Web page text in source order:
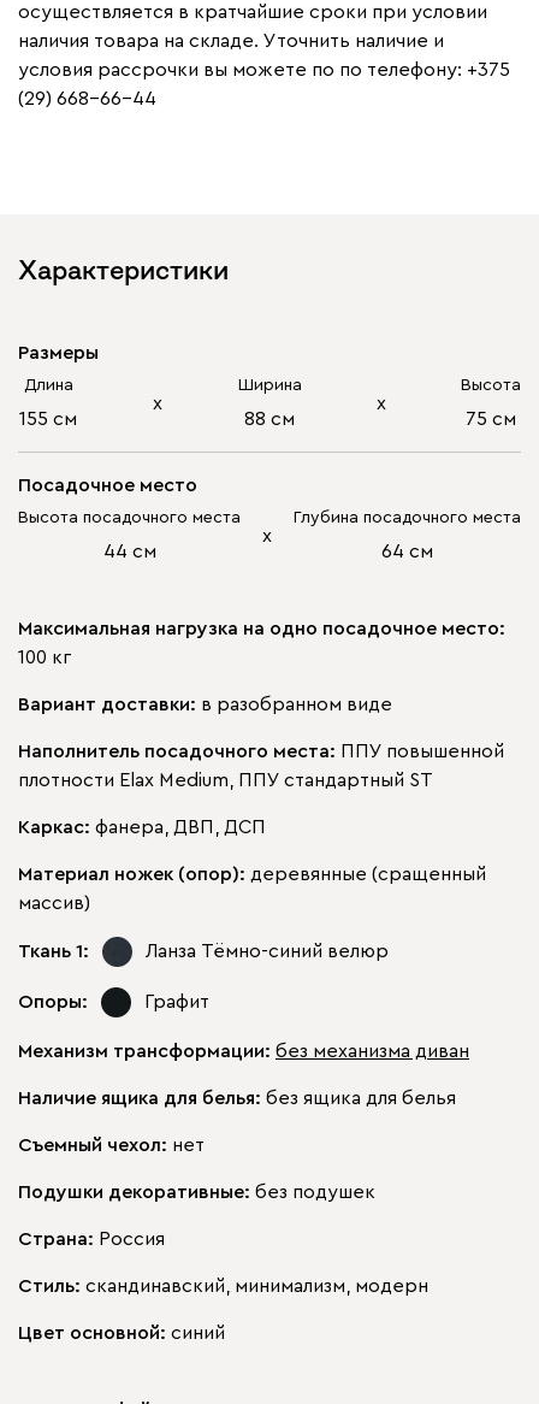
осуществляется в кратчайшие сроки при условии
наличия товара на складе. Уточнить наличие и
условия рассрочки вы можете по по телефону: +375
(29) 668-66-44
Характеристики
Размеры
Длина
155 см
х
Ширина
88 см
х
Высота
75 см
Посадочное место
Высота посадочного места
44 см
х
Глубина посадочного места
64 см
Максимальная нагрузка на одно посадочное место:
100 кг
Вариант доставки: в разобранном виде
Наполнитель посадочного места: ППУ повышенной
плотности Elax Medium, ППУ стандартный ST
Каркас: фанера, ДВП, ДСП
Материал ножек (опор): деревянные (сращенный
массив)
Ткань 1: Ланза Тёмно-синий велюр
Опоры: Графит
Механизм трансформации: без механизма диван
Наличие ящика для белья: без ящика для белья
Съемный чехол: нет
Подушки декоративные: без подушек
Страна: Россия
Стиль: скандинавский, минимализм, модерн
Цвет основной: синий